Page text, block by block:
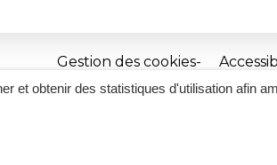
et obtenir des statistiques d'utilisation afin
Gestion des cookies